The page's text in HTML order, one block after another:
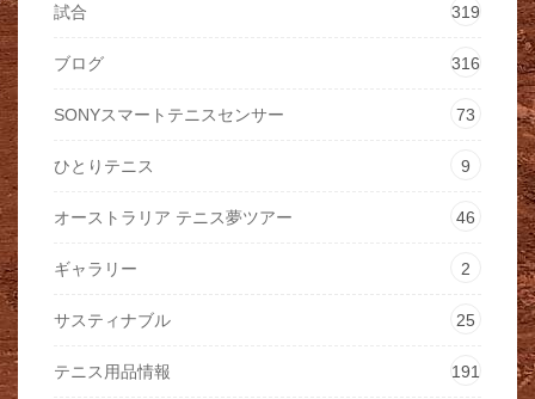
試合 319
ブログ 316
SONYスマートテニスセンサー 73
ひとりテニス 9
オーストラリア テニス夢ツアー 46
ギャラリー 2
サスティナブル 25
テニス用品情報 191